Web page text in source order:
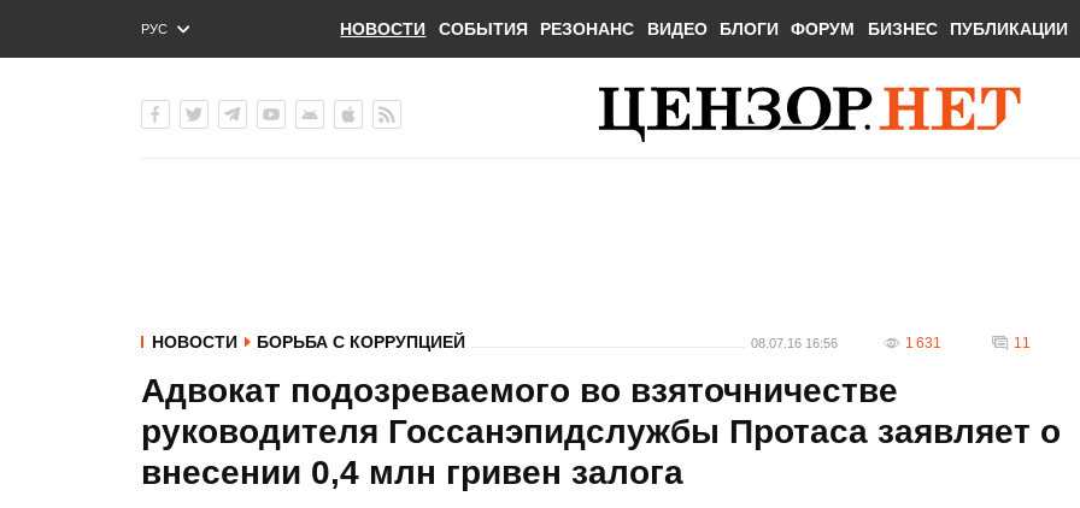
РУС
ENG
НОВОСТИ СОБЫТИЯ РЕЗОНАНС ВИДЕО БЛОГИ ФОРУМ БИЗНЕС ПУБЛИКАЦИИ
НОВОСТИ БОРЬБА С КОРРУПЦИЕЙ 08.07.16 16:56 1 631 11
Адвокат подозреваемого во взяточничестве
руководителя Госсанэпидслужбы Протаса заявляет о
внесении 0,4 млн гривен залога